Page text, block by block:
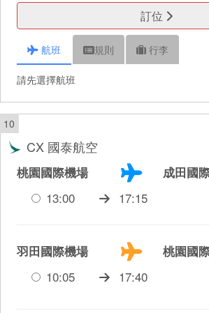
訂位
航班 規則 行李
請先選擇航班
10
CX 國泰航空
桃園國際機場
成田國
13:00
17:15
羽田國際機場
桃園國
10:05
17:40